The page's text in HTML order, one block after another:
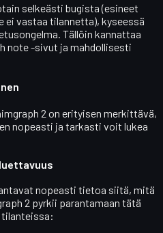
selkeästi bugista (esineet
ei vastaa tilannetta), kyseessä
. Tällöin kannattaa
note -sivut ja mahdollisesti
2 on erityisen merkittävä,
nopeasti ja tarkasti voit lukea
nopeasti tietoa siitä, mitä
2 pyrkii parantamaan tätä